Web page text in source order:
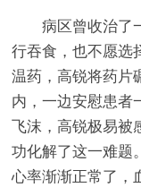
病区曾收治了
行吞食，也不愿选
温药，高锐将药片
内，一边安慰患者
飞沫，高锐极易被
功化解了这一难题
心率渐渐正常了，